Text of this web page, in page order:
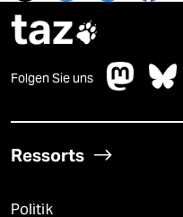
taz
Folgen Sie uns
Ressorts
Politik